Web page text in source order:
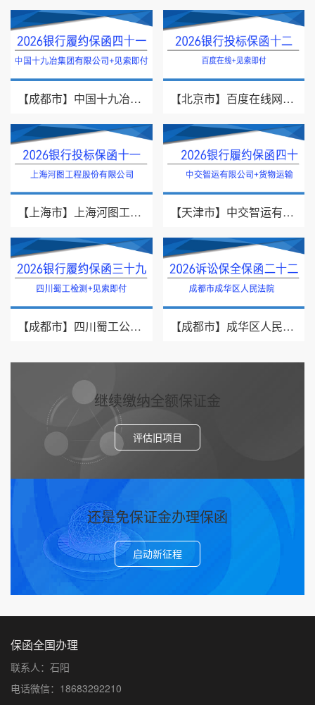
【成都市】中国十九冶集团有限公司/见索即付/2026年银行履约保函四十一 【北京市】百度在线网络技术（北京）有限公司/投标保函/2026银行投标保函十二
【上海市】上海河图工程股份有限公司/投标保函/2026银行投标保函十一 【天津市】中交智运有限公司/货物运输/2026年银行履约保函四十
【成都市】四川蜀工公路工程试验检测有限公司/2026年银行履约保函三十九 【成都市】成华区人民法院/借款纠纷/2026诉讼保全保函二十二
继续缴纳全额保证金
评估旧项目
还是免保证金办理保函
启动新征程
保函全国办理
联系人：石阳
电话微信：18683292210